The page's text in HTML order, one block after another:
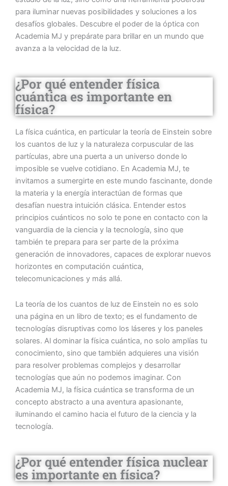
para iluminar nuevas posibilidades y soluciones a los
desafíos globales. Descubre el poder de la óptica con
Academia MJ y prepárate para brillar en un mundo que
avanza a la velocidad de la luz.
¿Por qué entender física
cuántica es importante en
física?
La física cuántica, en particular la teoría de Einstein sobre
los cuantos de luz y la naturaleza corpuscular de las
partículas, abre una puerta a un universo donde lo
imposible se vuelve cotidiano. En Academia MJ, te
invitamos a sumergirte en este mundo fascinante, donde
la materia y la energía interactúan de formas que
desafían nuestra intuición clásica. Entender estos
principios cuánticos no solo te pone en contacto con la
vanguardia de la ciencia y la tecnología, sino que
también te prepara para ser parte de la próxima
generación de innovadores, capaces de explorar nuevos
horizontes en computación cuántica,
telecomunicaciones y más allá.
La teoría de los cuantos de luz de Einstein no es solo
una página en un libro de texto; es el fundamento de
tecnologías disruptivas como los láseres y los paneles
solares. Al dominar la física cuántica, no solo amplías tu
conocimiento, sino que también adquieres una visión
para resolver problemas complejos y desarrollar
tecnologías que aún no podemos imaginar. Con
Academia MJ, la física cuántica se transforma de un
concepto abstracto a una aventura apasionante,
iluminando el camino hacia el futuro de la ciencia y la
tecnología.
¿Por qué entender física nuclear
es importante en física?